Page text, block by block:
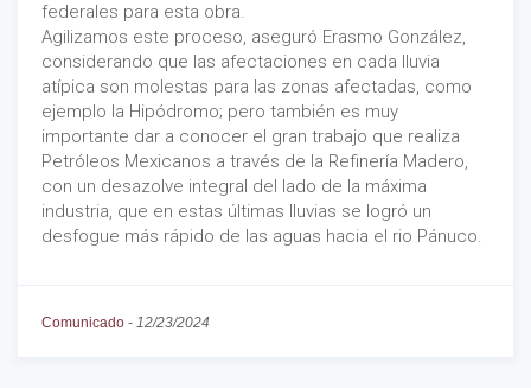
federales para esta obra.
Agilizamos este proceso, aseguró Erasmo González,
considerando que las afectaciones en cada lluvia
atípica son molestas para las zonas afectadas, como
ejemplo la Hipódromo; pero también es muy
importante dar a conocer el gran trabajo que realiza
Petróleos Mexicanos a través de la Refinería Madero,
con un desazolve integral del lado de la máxima
industria, que en estas últimas lluvias se logró un
desfogue más rápido de las aguas hacia el rio Pánuco.
Comunicado - 12/23/2024